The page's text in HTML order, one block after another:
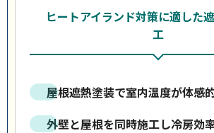
ヒートアイランド対策に適した
工
屋根遮熱塗装で室内温度が体感
外壁と屋根を同時施工し冷房効